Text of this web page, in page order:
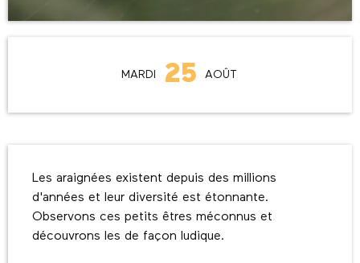
MARDI 25 AOÛT
Les araignées existent depuis des millions
d'années et leur diversité est étonnante.
Observons ces petits êtres méconnus et
découvrons les de façon ludique.